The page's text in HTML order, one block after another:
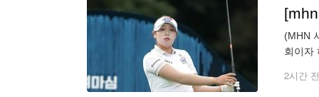
(MHN
회이자
2시간 전